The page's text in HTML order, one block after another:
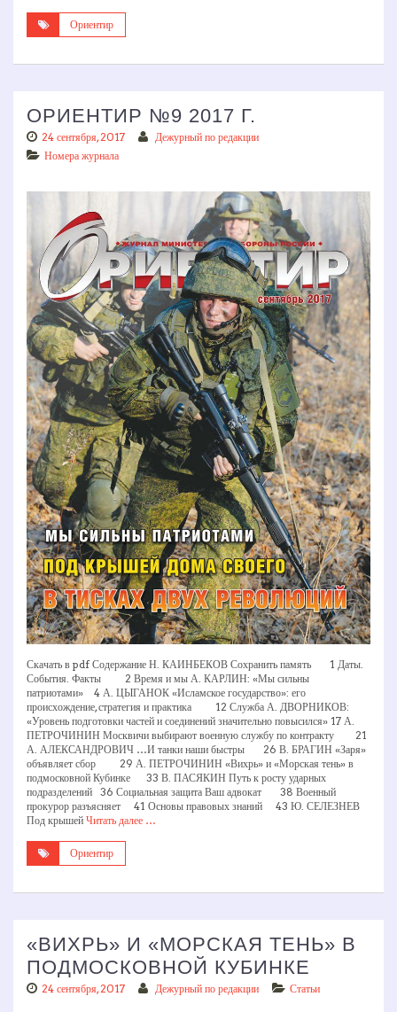
Ориентир
ОРИЕНТИР №9 2017 Г.
24 сентября, 2017
Дежурный по редакции
Номера журнала
Скачать в pdf Содержание Н. КАИНБЕКОВ Сохранить память 1 Даты.
События. Факты 2 Время и мы А. КАРЛИН: «Мы сильны
патриотами» 4 А. ЦЫГАНОК «Исламское государство»: его
происхождение, стратегия и практика 12 Служба А. ДВОРНИКОВ:
«Уровень подготовки частей и соединений значительно повысился» 17 А.
ПЕТРОЧИНИН Москвичи выбирают военную службу по контракту 21
А. АЛЕКСАНДРОВИЧ …И танки наши быстры 26 В. БРАГИН «Заря»
объявляет сбор 29 А. ПЕТРОЧИНИН «Вихрь» и «Морская тень» в
подмосковной Кубинке 33 В. ПАСЯКИН Путь к росту ударных
подразделений 36 Социальная защита Ваш адвокат 38 Военный
прокурор разъясняет 41 Основы правовых знаний 43 Ю. СЕЛЕЗНЕВ
Под крышей Читать далее …
Ориентир
«ВИХРЬ» И «МОРСКАЯ ТЕНЬ» В
ПОДМОСКОВНОЙ КУБИНКЕ
24 сентября, 2017 Дежурный по редакции Статьи